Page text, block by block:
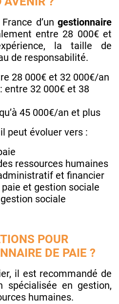
d’un gestionnaire
entre 28 000€ et
la taille de
de responsabilité.
28 000€ et 32 000€/an
entre 32 000€ et 38
45 000€/an et plus
peut évoluer vers :
ressources humaines
et financier
et gestion sociale
sociale
POUR
DE PAIE ?
il est recommandé de
spécialisée en gestion,
humaines.